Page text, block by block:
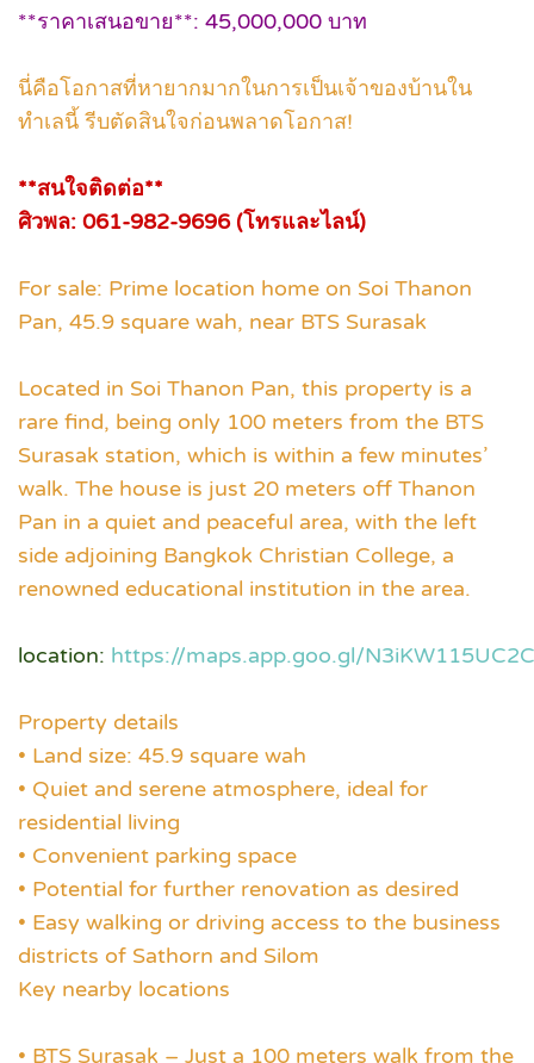
**ราคาเสนอขาย**: 45,000,000 บาท
นี่คือโอกาสที่หายากมากในการเป็นเจ้าของบ้านใน
ทำเลนี้ รีบตัดสินใจก่อนพลาดโอกาส!
**สนใจติดต่อ**
ศิวพล: 061-982-9696 (โทรและไลน์)
For sale: Prime location home on Soi Thanon
Pan, 45.9 square wah, near BTS Surasak
Located in Soi Thanon Pan, this property is a
rare find, being only 100 meters from the BTS
Surasak station, which is within a few minutes’
walk. The house is just 20 meters off Thanon
Pan in a quiet and peaceful area, with the left
side adjoining Bangkok Christian College, a
renowned educational institution in the area.
location: https://maps.app.goo.gl/
Property details
• Land size: 45.9 square wah
• Quiet and serene atmosphere, ideal for
residential living
• Convenient parking space
• Potential for further renovation as desired
• Easy walking or driving access to the business
districts of Sathorn and Silom
Key nearby locations
• BTS Surasak – Just a 100 meters walk from the